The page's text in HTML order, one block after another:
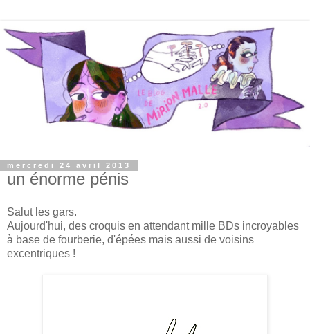
mercredi 24 avril 2013
un énorme pénis
Salut les gars.
Aujourd'hui, des croquis en attendant mille BDs incroyables
à base de fourberie, d'épées mais aussi de voisins
excentriques !